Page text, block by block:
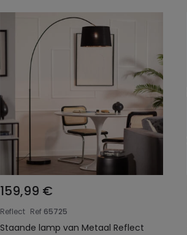
159,99 €
Reflect Ref 65725
Staande lamp van Metaal Reflect